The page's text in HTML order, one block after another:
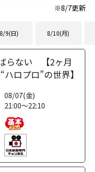
※8/7更新
8/9(日) 8/10(月)
らない 【2ヶ月
ロプロ”の世界】
08/07(金)
21:00～22:10